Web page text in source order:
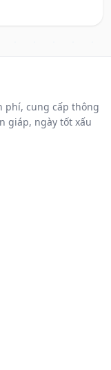
phí, cung cấp thông
giáp, ngày tốt xấu